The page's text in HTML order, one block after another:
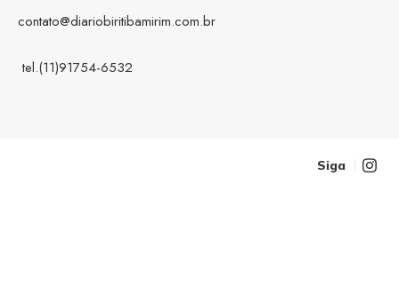
contato@diariobiritibamirim.com.br
tel.(11)91754-6532
Siga